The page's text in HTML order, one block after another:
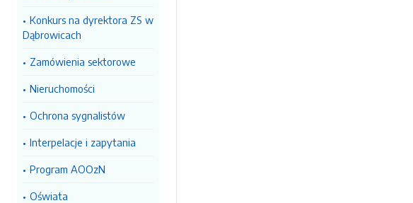
Konkurs na dyrektora ZS w
Dąbrowicach
Zamówienia sektorowe
Nieruchomości
Ochrona sygnalistów
Interpelacje i zapytania
Program AOOzN
Oświata